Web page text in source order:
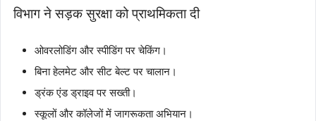
विभाग ने सड़क सुरक्षा को प्राथमिकता दी
ओवरलोडिंग और स्पीडिंग पर चेकिंग।
बिना हेलमेट और सीट बेल्ट पर चालान।
ड्रंक एंड ड्राइव पर सख्ती।
स्कूलों और कॉलेजों में जागरूकता अभियान।